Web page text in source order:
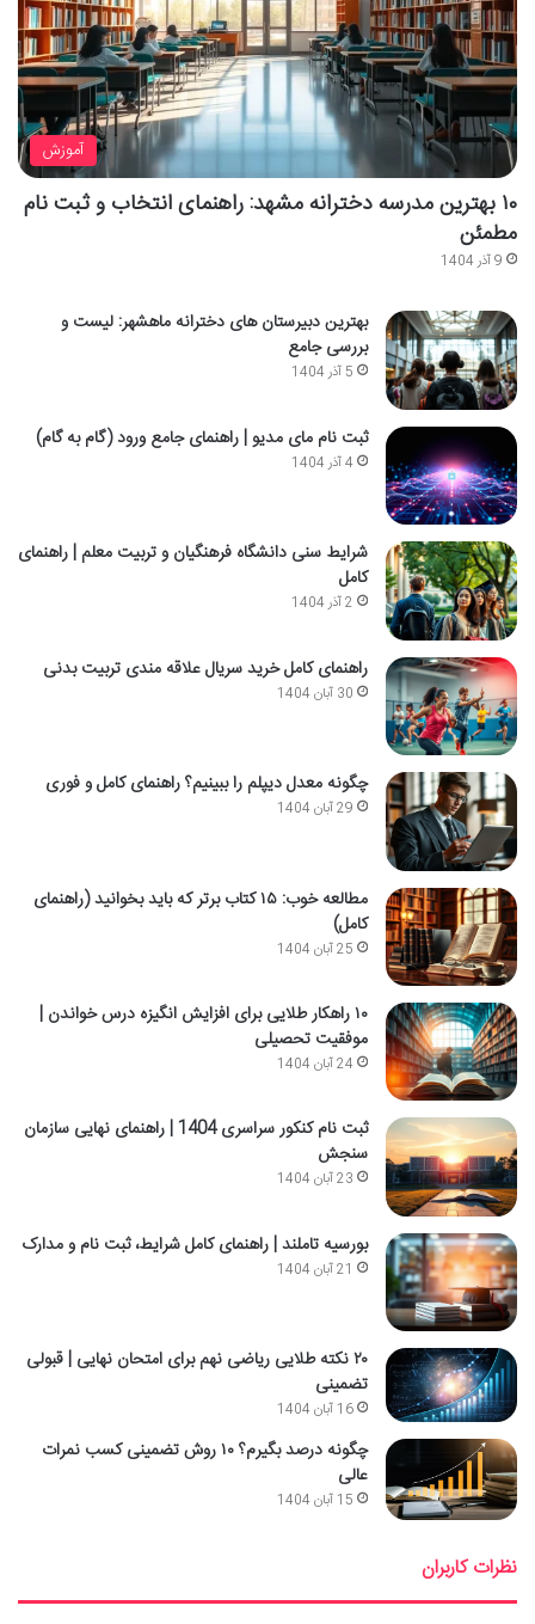
آموزش
۱۰ بهترین مدرسه دخترانه مشهد: راهنمای انتخاب و ثبت نام
مطمئن
9 آذر 1404
بهترین دبیرستان های دخترانه ماهشهر: لیست و
بررسی جامع
5 آذر 1404
ثبت نام مای مدیو | راهنمای جامع ورود (گام به گام)
4 آذر 1404
شرایط سنی دانشگاه فرهنگیان و تربیت معلم | راهنمای
کامل
2 آذر 1404
راهنمای کامل خرید سریال علاقه مندی تربیت بدنی
30 آبان 1404
چگونه معدل دیپلم را ببینیم؟ راهنمای کامل و فوری
29 آبان 1404
مطالعه خوب: ۱۵ کتاب برتر که باید بخوانید (راهنمای
کامل)
25 آبان 1404
۱۰ راهکار طلایی برای افزایش انگیزه درس خواندن |
موفقیت تحصیلی
24 آبان 1404
ثبت نام کنکور سراسری 1404 | راهنمای نهایی سازمان
سنجش
23 آبان 1404
بورسیه تاملند | راهنمای کامل شرایط، ثبت نام و مدارک
21 آبان 1404
۲۰ نکته طلایی ریاضی نهم برای امتحان نهایی | قبولی
تضمینی
16 آبان 1404
چگونه درصد بگیرم؟ ۱۰ روش تضمینی کسب نمرات
عالی
15 آبان 1404
نظرات کاربران